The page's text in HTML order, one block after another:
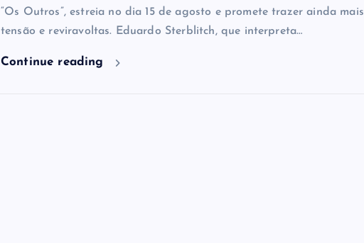
“Os Outros”, estreia no dia 15 de agosto e promete trazer ainda mais
tensão e reviravoltas. Eduardo Sterblitch, que interpreta…
Continue reading